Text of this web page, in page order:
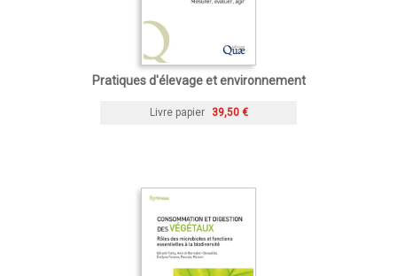
Pratiques d'élevage et environnement
Livre papier 39,50 €